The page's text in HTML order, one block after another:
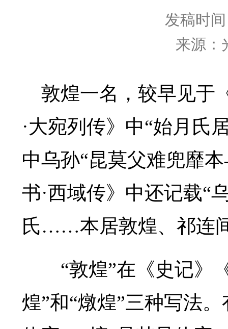
发稿时
来源：
敦煌一名，较早见于
·大宛列传》中“始月氏
中乌孙“昆莫父难兜靡
书·西域传》中还记载“
氏……本居敦煌、祁连
“敦煌”在《史记》《
煌”和“燉煌”三种写法